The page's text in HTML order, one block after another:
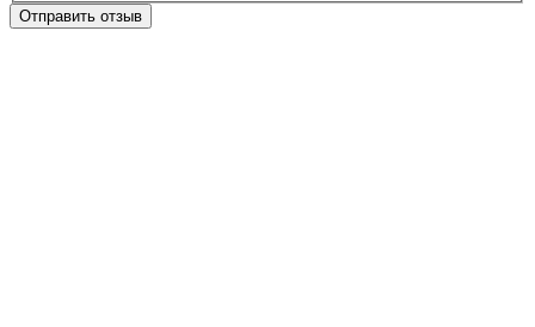
Отправить отзыв